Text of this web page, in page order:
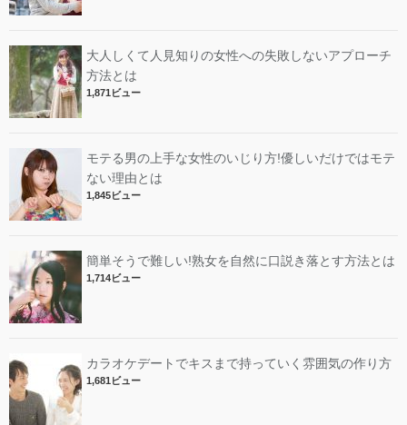
大人しくて人見知りの女性への失敗しないアプローチ
方法とは
1,871ビュー
モテる男の上手な女性のいじり方!優しいだけではモテ
ない理由とは
1,845ビュー
簡単そうで難しい!熟女を自然に口説き落とす方法とは
1,714ビュー
カラオケデートでキスまで持っていく雰囲気の作り方
1,681ビュー